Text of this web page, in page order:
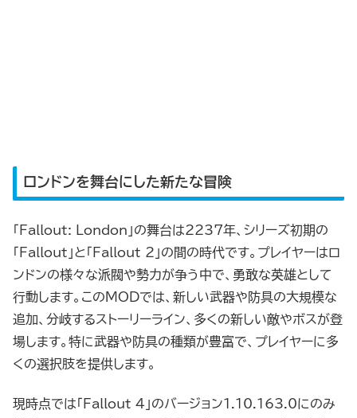
ロンドンを舞台にした新たな冒険
「Fallout: London」の舞台は2237年、シリーズ初期の
「Fallout」と「Fallout 2」の間の時代です。プレイヤーはロ
ンドンの様々な派閥や勢力が争う中で、勇敢な英雄として
行動します。このMODでは、新しい武器や防具の大規模な
追加、分岐するストーリーライン、多くの新しい敵やボスが登
場します。特に武器や防具の種類が豊富で、プレイヤーに多
くの選択肢を提供します。
現時点では「Fallout 4」のバージョン1.10.163.0にのみ